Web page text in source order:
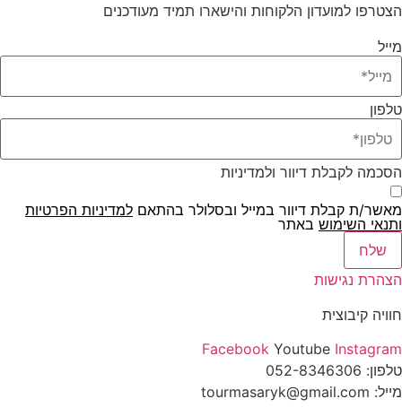
הצטרפו למועדון הלקוחות והישארו תמיד מעודכנים
מייל
טלפון
הסכמה לקבלת דיוור ולמדיניות
מאשר/ת קבלת דיוור במייל ובסלולר בהתאם למדיניות הפרטיות
ותנאי השימוש באתר
שלח
הצהרת נגישות
חוויה קיבוצית
Facebook Youtube Instagram
טלפון: 052-8346306
מייל: tourmasaryk@gmail.com